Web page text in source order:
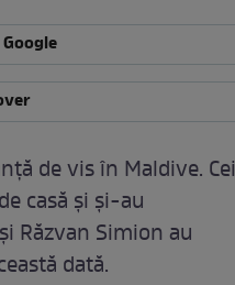
de vis în Maldive. Cei
casă şi şi-au
Răzvan Simion au
dată.